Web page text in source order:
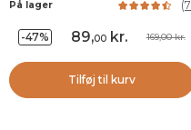
På lager (7
-47% 89,00kr. 169,00 kr.
Tilføj til kurv